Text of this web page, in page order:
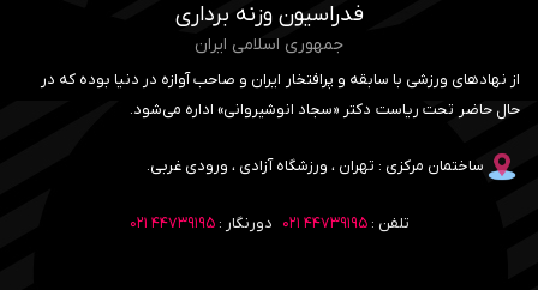
فدراسیون وزنه برداری
جمهوری اسلامی ایران
از نهادهای ورزشی با سابقه و پرافتخار ایران و صاحب آوازه در دنیا بوده که در
حال حاضر تحت ریاست دکتر «سجاد انوشیروانی» اداره می‌شود.
ساختمان مرکزی : تهران ، ورزشگاه آزادی ، ورودی غربی.
تلفن :۴۴۷۳۹۱۹۵ ۰۲۱ دورنگار :۴۴۷۳۹۱۹۵ ۰۲۱